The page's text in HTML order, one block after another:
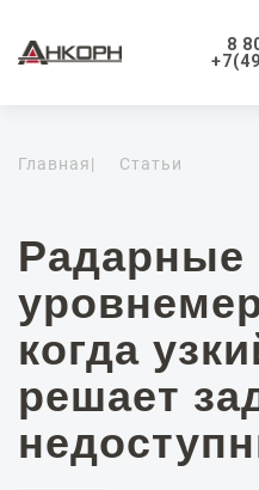
8
Главная| Статьи
Радарные
когда
решает